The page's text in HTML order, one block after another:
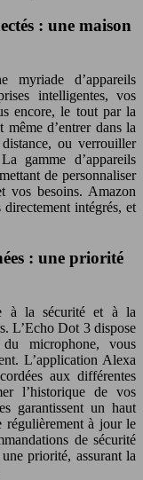
: une maison
d’appareils
intelligentes, vos
encore, le tout par la
d’entrer dans la
ou verrouiller
gamme d’appareils
de personnaliser
vos besoins. Amazon
intégrés, et
: une priorité
à la sécurité et à la
L’Echo Dot 3 dispose
microphone, vous
L’application Alexa
aux différentes
l’historique de vos
garantissent un haut
régulièrement à jour le
de sécurité
priorité, assurant la